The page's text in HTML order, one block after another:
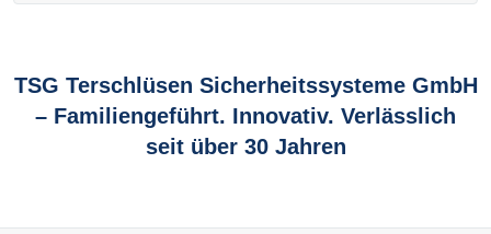
TSG Terschlüsen Sicherheitssysteme GmbH
– Familiengeführt. Innovativ. Verlässlich
seit über 30 Jahren